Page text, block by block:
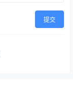
提交